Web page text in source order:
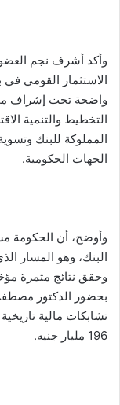
وأكد أشرف نجم
الاستثمار القومي في
واضحة تحت إشراف
التخطيط والتنمية
المملوكة للبنك
الجهات الحكومية.
وأوضح، أن الحكومة
البنك، وهو المسار
وحقق نتائج مثمرة
بحضور الدكتور
تشابكات مالية
196 مليار جنيه.